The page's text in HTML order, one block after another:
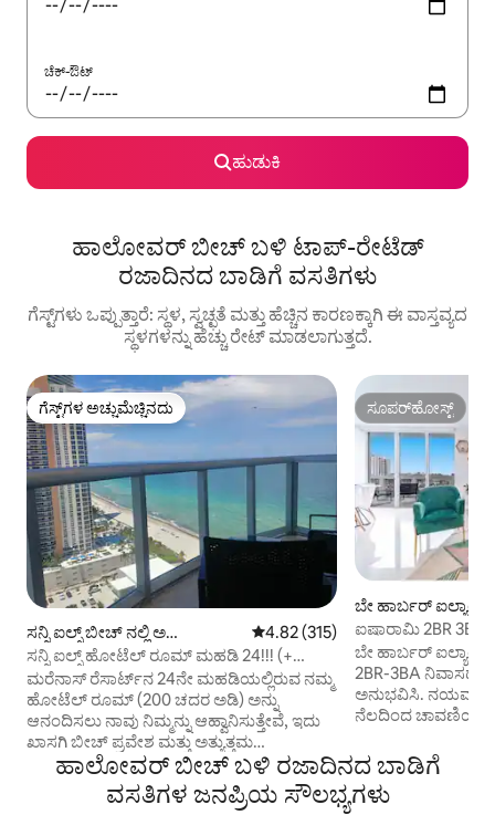
ಚೆಕ್-ಔಟ್
ಹುಡುಕಿ
ಹಾಲೋವರ್ ಬೀಚ್ ಬಳಿ ಟಾಪ್-ರೇಟೆಡ್
ರಜಾದಿನದ ಬಾಡಿಗೆ ವಸತಿಗಳು
ಗೆಸ್ಟ್‌ಗಳು ಒಪ್ಪುತ್ತಾರೆ: ಸ್ಥಳ, ಸ್ವಚ್ಛತೆ ಮತ್ತು ಹೆಚ್ಚಿನ ಕಾರಣಕ್ಕಾಗಿ ಈ ವಾಸ್ತವ್ಯದ
ಸ್ಥಳಗಳನ್ನು ಹೆಚ್ಚು ರೇಟ್ ಮಾಡಲಾಗುತ್ತದೆ.
ಗೆಸ್ಟ್‌ಗಳ ಅಚ್ಚುಮೆಚ್ಚಿನದು
ಗೆಸ್ಟ್‌ಗಳ ಅಚ್ಚುಮೆಚ್ಚಿನದು
ಸನ್ನಿ ಐಲ್ಸ್ ಬೀಚ್ ನಲ್ಲಿ ಅ
ಪಾರ್ಟ್‌ಮಂಟ್
5 ರಲ್ಲಿ 4.82 ಸರಾಸರಿ ರೇಟಿಂಗ್, 315
4.82 (315)
ಸನ್ನಿ ಐಲ್ಸ್ ಹೋಟೆಲ್ ರೂಮ್ ಮಹಡಿ 24!!! (+
ಹೋಟೆಲ್ ಶುಲ್ಕಗಳು)
ಮರೆನಾಸ್ ರೆಸಾರ್ಟ್‌ನ 24ನೇ ಮಹಡಿಯಲ್ಲಿರುವ ನಮ್ಮ
ಹೋಟೆಲ್ ರೂಮ್ (200 ಚದರ ಅಡಿ) ಅನ್ನು
ಆನಂದಿಸಲು ನಾವು ನಿಮ್ಮನ್ನು ಆಹ್ವಾನಿಸುತ್ತೇವೆ, ಇದು
ಖಾಸಗಿ ಬೀಚ್ ಪ್ರವೇಶ ಮತ್ತು ಅತ್ಯುತ್ತಮ
ಸೌಲಭ್ಯಗಳನ್ನು ಹೊಂದಿದೆ. ಇದು ಪ್ರಕಾಶಮಾನವಾದ
ಮಲಗುವ ಕೋಣೆ, ಕಿಂಗ್-ಸೈಜ್ ಹಾಸಿಗೆ, ಸ್ನಾನದ ತೊಟ್ಟಿ
ಮತ್ತು ಶವರ್ ಹೊಂದಿರುವ ಸ್ನಾನಗೃಹ ಮತ್ತು ಸನ್ನಿ
ಸೂಪರ್‌ಹೋಸ್ಟ್
ಸೂಪರ್‌ಹೋಸ್ಟ್
ಬೇ ಹಾರ್ಬರ್ ಐಲ್ಯಾಂಡ್ಸ್
ಕಾಂಡೋ
ಐಷಾರಾಮಿ 2BR
ಜಕುಝಿ
ಬೇ ಹಾರ್ಬರ್
2BR-3BA
ಅನುಭವಿಸಿ. ನಯವಾದ
ನೆಲದಿಂದ ಚಾವಣಿಯ
ರಿಟ್ರೀಟ್ ಬೆಳಿಗ್ಗೆ
ತೆರೆದ ಲಿವಿಂಗ್ ಏರಿಯಾ
ಬಾಲ್ಕನಿಯನ್ನು
ಹಾಲೋವರ್ ಬೀಚ್ ಬಳಿ ರಜಾದಿನದ ಬಾಡಿಗೆ
ವಸತಿಗಳ ಜನಪ್ರಿಯ ಸೌಲಭ್ಯಗಳು